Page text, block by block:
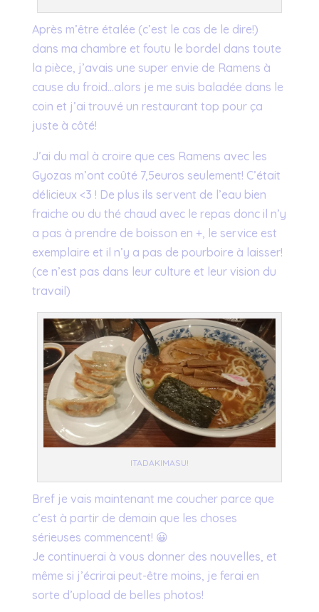
Après m’être étalée (c’est le cas de le dire!)
dans ma chambre et foutu le bordel dans toute
la pièce, j’avais une super envie de Ramens à
cause du froid…alors je me suis baladée dans le
coin et j’ai trouvé un restaurant top pour ça
juste à côté!
J’ai du mal à croire que ces Ramens avec les
Gyozas m’ont coûté 7,5euros seulement! C’était
délicieux <3 ! De plus ils servent de l’eau bien
fraiche ou du thé chaud avec le repas donc il n’y
a pas à prendre de boisson en +, le service est
exemplaire et il n’y a pas de pourboire à laisser!
(ce n’est pas dans leur culture et leur vision du
travail)
ITADAKIMASU!
Bref je vais maintenant me coucher parce que
c’est à partir de demain que les choses
sérieuses commencent! 😀
Je continuerai à vous donner des nouvelles, et
même si j’écrirai peut-être moins, je ferai en
sorte d’upload de belles photos!